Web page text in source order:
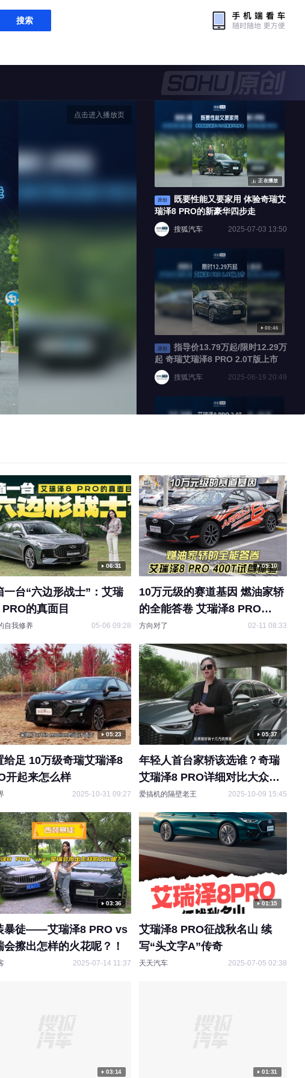
搜索
点击进入播放页
100
正在播放
原创
既要性能又要家用 体验奇瑞艾
瑞泽8 PRO的新豪华四步走
搜狐汽车 2025-07-03 13:50
00:46
原创
指导价13.79万起/限时12.29万
起 奇瑞艾瑞泽8 PRO 2.0T版上市
搜狐汽车 2025-06-19 20:49
02:10
原创
今晚上市！奇瑞艾瑞泽8 PRO
2.0T 四出真排气/254马力
搜狐汽车 2025-06-19 16:19
00:47
原创
奇瑞艾瑞泽8 PRO上市 限时红
包价10.39万起售
搜狐汽车 2025-03-22 20:49
原创
十来万也可以很高级 试驾奇瑞
搜狐汽车 2025-03-21 00:22
06:31
一台“六边形战士”：艾瑞
的真面目
自我修养 05-06 09:28
05:10
10万元级的赛道基因 燃油家轿
的全能答卷 艾瑞泽8 PRO
400T试驾体验
方向对了 02-11 08:33
05:23
给足 10万级奇瑞艾瑞泽8
开起来怎么样
2025-10-31 09:27
05:37
年轻人首台家轿该选谁？奇瑞
艾瑞泽8 PRO详细对比大众速
腾！
爱搞机的隔壁老王 2025-10-09 15:45
03:36
暴徒——艾瑞泽8 PRO vs
会擦出怎样的火花呢？！
2025-07-14 11:37
01:15
艾瑞泽8 PRO征战秋名山 续
写“头文字A”传奇
天天汽车 2025-07-05 02:38
03:14 01:31